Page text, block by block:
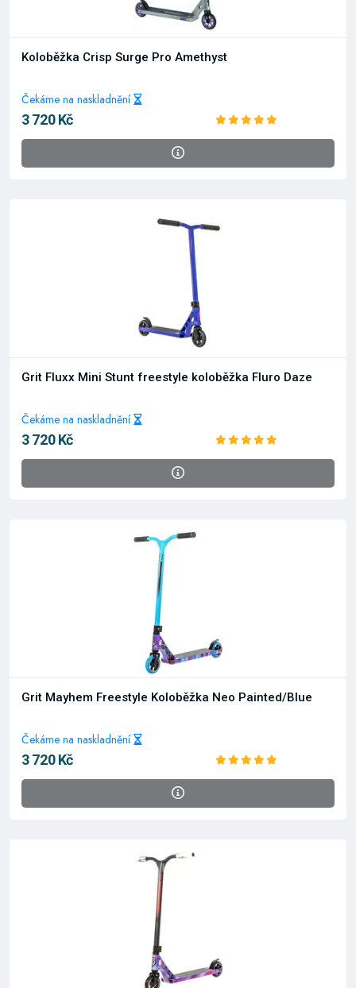
Koloběžka Crisp Surge Pro Amethyst
Čekáme na naskladnění
3 720 Kč
Grit Fluxx Mini Stunt freestyle koloběžka Fluro Daze
Čekáme na naskladnění
3 720 Kč
Grit Mayhem Freestyle Koloběžka Neo Painted/Blue
Čekáme na naskladnění
3 720 Kč